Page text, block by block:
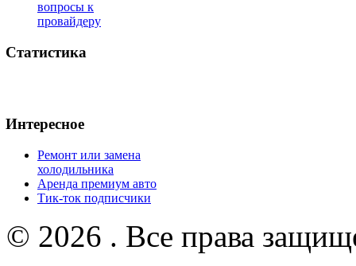
вопросы к
провайдеру
Статистика
Интересное
Ремонт или замена
холодильника
Аренда премиум авто
Тик-ток подписчики
© 2026 . Все права